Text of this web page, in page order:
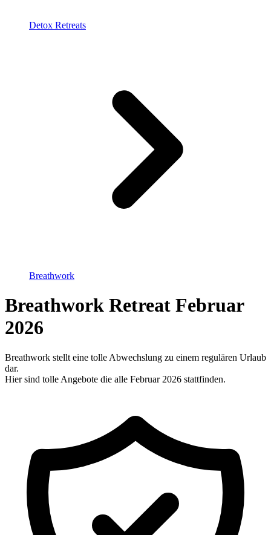
Detox Retreats
Breathwork
Breathwork Retreat Februar
2026
Breathwork stellt eine tolle Abwechslung zu einem regulären Urlaub
dar.
Hier sind tolle Angebote die alle Februar 2026 stattfinden.